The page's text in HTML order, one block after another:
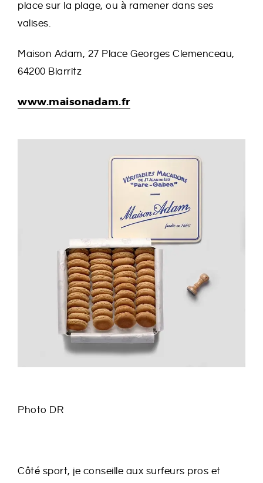
place sur la plage, ou à ramener dans ses
valises.
Maison Adam, 27 Place Georges Clemenceau,
64200 Biarritz
www.maisonadam.fr
Photo DR
Côté sport, je conseille aux surfeurs pros et